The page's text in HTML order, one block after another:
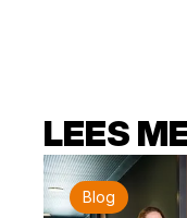
LEES
Blog